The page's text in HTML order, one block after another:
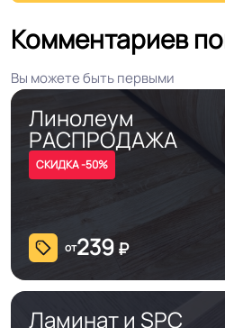
Комментариев
Вы можете быть первыми
Линолеум
РАСПРОДАЖА
СКИДКА -50%
от239 ₽
Ламинат и SPC